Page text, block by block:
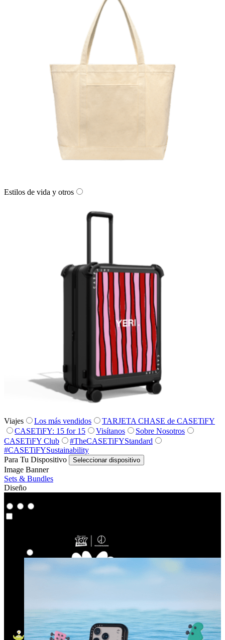
Estilos de vida y otros
Viajes Los más vendidos
TARJETA CHASE de CASETiFY
CASETiFY: 15 for 15
Visítanos
Sobre Nosotros
CASETiFY Club
#TheCASETiFYStandard
#CASETiFYSustainability
Para Tu Dispositivo
Seleccionar dispositivo
Image Banner
Sets & Bundles
Diseño